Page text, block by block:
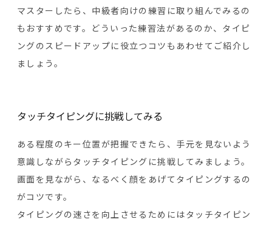
マスターしたら、中級者向けの練習に取り組んでみるの
もおすすめです。どういった練習法があるのか、タイピ
ングのスピードアップに役立つコツもあわせてご紹介し
ましょう。
タッチタイピングに挑戦してみる
ある程度のキー位置が把握できたら、手元を見ないよう
意識しながらタッチタイピングに挑戦してみましょう。
画面を見ながら、なるべく顔をあげてタイピングするの
がコツです。
タイピングの速さを向上させるためにはタッチタイピン